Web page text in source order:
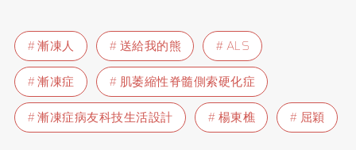
漸凍人 送給我的熊
ALS
漸凍症
肌萎縮性脊髓側索硬化症
漸凍症病友科技生活設計
楊東樵 屈穎